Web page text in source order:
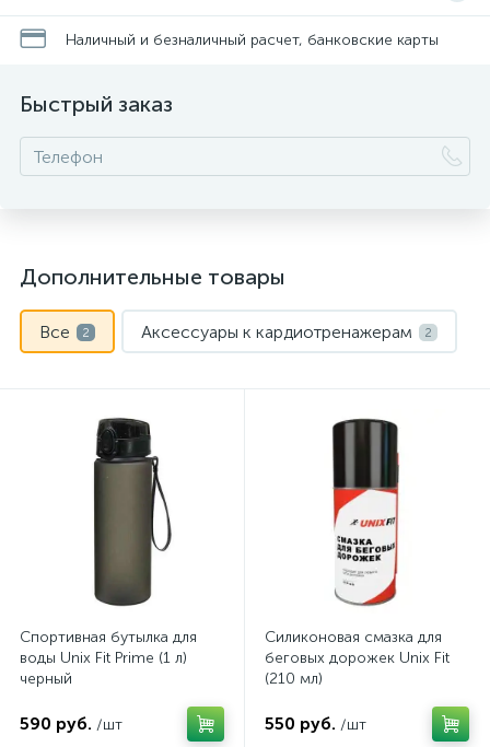
Наличный и безналичный расчет, банковские карты
Быстрый заказ
Дополнительные товары
Все 2 Аксессуары к кардиотренажерам 2
Спортивная бутылка для
воды Unix Fit Prime (1 л)
черный
590 руб. /шт
Силиконовая смазка для
беговых дорожек Unix Fit
(210 мл)
550 руб. /шт